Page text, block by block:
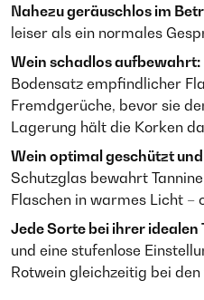
Nahezu geräuschlos im
leiser als ein normales
Wein schadlos aufbewahrt:
Bodensatz empfindlicher
Fremdgerüche, bevor sie
Lagerung hält die Korken
Wein optimal geschützt
Schutzglas bewahrt
Flaschen in warmes Licht –
Jede Sorte bei ihrer idealen
und eine stufenlose
Rotwein gleichzeitig bei